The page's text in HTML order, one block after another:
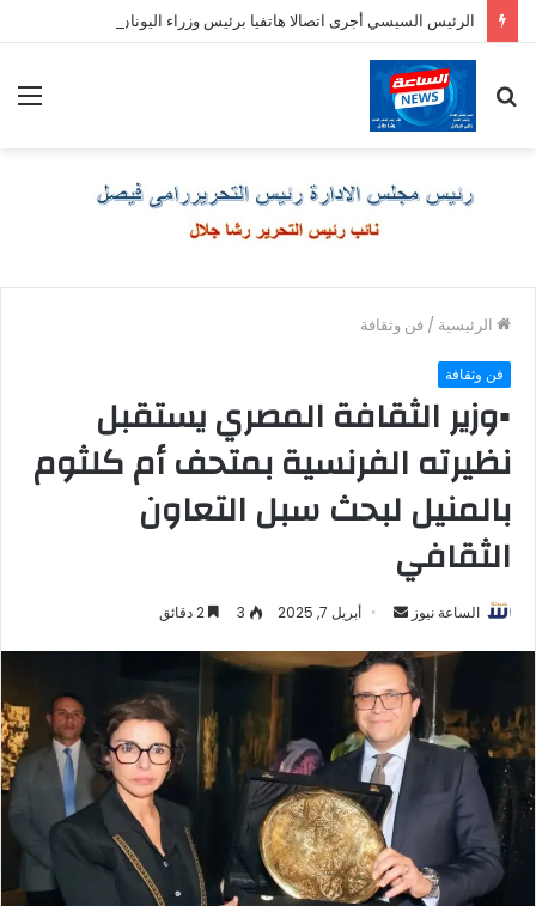
الرئيس السيسي أجرى اتصالا هاتفيا برئيس وزراء اليونان
عن
الرئيسية / فن وثقافة
فن وثقافة
▪︎وزير الثقافة المصري يستقبل
نظيرته الفرنسية بمتحف أم كلثوم
بالمنيل لبحث سبل التعاون
الثقافي
الساعة نيوز
أرسل
إلكترونيا
أبريل 7, 2025 3